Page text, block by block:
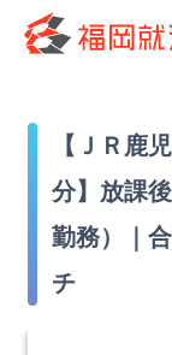
【ＪＲ
分】放課
勤務）｜
チ